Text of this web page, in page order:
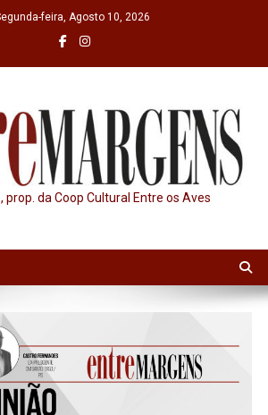
feira, Agosto 10, 2026
prop. da Coop Cultural Entre os Aves